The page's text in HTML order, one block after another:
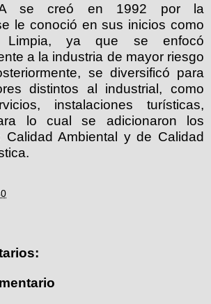
se creó en 1992 por la
le conoció en sus inicios como
Limpia, ya que se enfocó
a la industria de mayor riesgo
se diversificó para
distintos al industrial, como
instalaciones turísticas,
lo cual se adicionaron los
Calidad Ambiental y de Calidad